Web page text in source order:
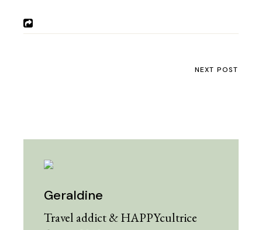
NEXT POST
Geraldine
Travel addict & HAPPYcultrice